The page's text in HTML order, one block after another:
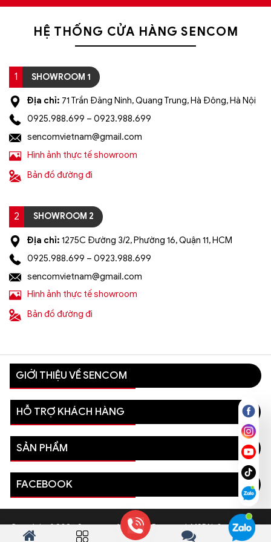
Lưu ý: Đơn hàng sẽ chỉ được gửi đi sau khi có xác
nhận của tổng đài viên trong vòng 2 tiếng. Quý
khách vui lòng giữ điện thoại
=> Tham khảo thêm 100+ mẫu đèn trang trí khuyến
mãi giá rẻ tại: https://sencom.vn/category/den-trang-
tri
HỆ THỐNG CỬA HÀNG SENCOM
1 SHOWROOM 1
Địa chỉ: 71 Trần Đăng Ninh, Quang Trung, Hà Đông, Hà Nội
0925.988.699 – 0923.988.699
sencomvietnam@gmail.com
Hình ảnh thực tế showroom
Bản đồ đường đi
2 SHOWROOM 2
Địa chỉ: 1275C Đường 3/2, Phường 16, Quận 11, HCM
0925.988.699 – 0923.988.699
sencomvietnam@gmail.com
Hình ảnh thực tế showroom
Bản đồ đường đi
GIỚI THIỆU VỀ SENCOM
HỖ TRỢ KHÁCH HÀNG
SẢN PHẨM
FACEBOOK
Copyright © 2026 Sencom - All Rights Reserved. MSDN: 0110081996
- Sở Kế hoạch và Đầu tư Thành phố Hà Nội cấp ngày 03/08/2022